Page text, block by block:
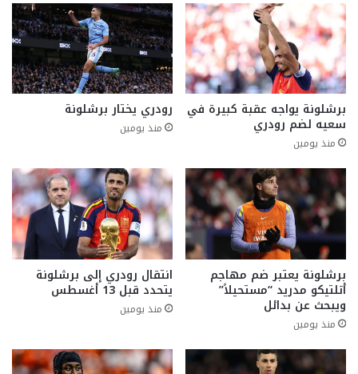
برشلونة يواجه عقبة كبيرة في
سعيه لضم رودري
منذ يومين
رودري يختار برشلونة
منذ يومين
برشلونة يعتبر ضم مهاجم
أتلتيكو مدريد “مستحيلاً”
ويبحث عن بدائل
منذ يومين
انتقال رودري إلى برشلونة
يتحدد قبل 13 أغسطس
منذ يومين